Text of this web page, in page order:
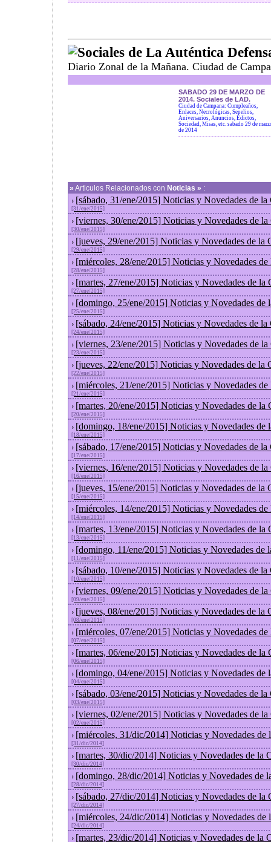
Sociales de La Auténtica
Diario Zonal de la Mañana. Ciudad de
SABADO 29 DE MARZO DE
2014. Sociales de LAD.
Ciudad de Campana: Cumpleaños,
Enlaces, Necrológicas, Sepelios,
Aniversarios, Anuncios, Edictos,
Sociedad, Misas, etc. sabado 29 de
de 2014
» Articulos Relacionados con Noticias » :
› [sábado, 31/ene/2015] Noticias y Novedades de la
[31/ene/2015]
› [viernes, 30/ene/2015] Noticias y Novedades de
[30/ene/2015]
› [jueves, 29/ene/2015] Noticias y Novedades de la
[29/ene/2015]
› [miércoles, 28/ene/2015] Noticias y Novedades
[28/ene/2015]
› [martes, 27/ene/2015] Noticias y Novedades de la
[27/ene/2015]
› [domingo, 25/ene/2015] Noticias y Novedades de
[25/ene/2015]
› [sábado, 24/ene/2015] Noticias y Novedades de la
[24/ene/2015]
› [viernes, 23/ene/2015] Noticias y Novedades de
[23/ene/2015]
› [jueves, 22/ene/2015] Noticias y Novedades de la
[22/ene/2015]
› [miércoles, 21/ene/2015] Noticias y Novedades
[21/ene/2015]
› [martes, 20/ene/2015] Noticias y Novedades de la
[20/ene/2015]
› [domingo, 18/ene/2015] Noticias y Novedades de
[18/ene/2015]
› [sábado, 17/ene/2015] Noticias y Novedades de la
[17/ene/2015]
› [viernes, 16/ene/2015] Noticias y Novedades de
[16/ene/2015]
› [jueves, 15/ene/2015] Noticias y Novedades de la
[15/ene/2015]
› [miércoles, 14/ene/2015] Noticias y Novedades
[14/ene/2015]
› [martes, 13/ene/2015] Noticias y Novedades de la
[13/ene/2015]
› [domingo, 11/ene/2015] Noticias y Novedades de
[11/ene/2015]
› [sábado, 10/ene/2015] Noticias y Novedades de la
[10/ene/2015]
› [viernes, 09/ene/2015] Noticias y Novedades de
[09/ene/2015]
› [jueves, 08/ene/2015] Noticias y Novedades de la
[08/ene/2015]
› [miércoles, 07/ene/2015] Noticias y Novedades
[07/ene/2015]
› [martes, 06/ene/2015] Noticias y Novedades de la
[06/ene/2015]
› [domingo, 04/ene/2015] Noticias y Novedades de
[04/ene/2015]
› [sábado, 03/ene/2015] Noticias y Novedades de la
[03/ene/2015]
› [viernes, 02/ene/2015] Noticias y Novedades de
[02/ene/2015]
› [miércoles, 31/dic/2014] Noticias y Novedades de
[31/dic/2014]
› [martes, 30/dic/2014] Noticias y Novedades de la
[30/dic/2014]
› [domingo, 28/dic/2014] Noticias y Novedades de
[28/dic/2014]
› [sábado, 27/dic/2014] Noticias y Novedades de la
[27/dic/2014]
› [miércoles, 24/dic/2014] Noticias y Novedades de
[24/dic/2014]
› [martes, 23/dic/2014] Noticias y Novedades de la